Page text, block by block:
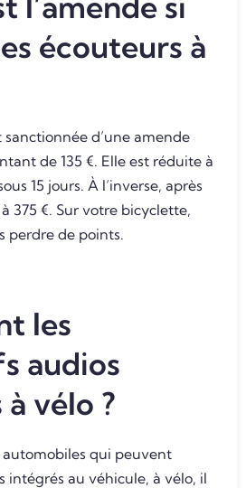
écouteurs à
d’une amende
de 135 €. Elle est réduite à
15 jours. À l’inverse, après
375 €. Sur votre bicyclette,
perdre de points.
les
audios
vélo ?
qui peuvent
intégrés au véhicule, à vélo, il